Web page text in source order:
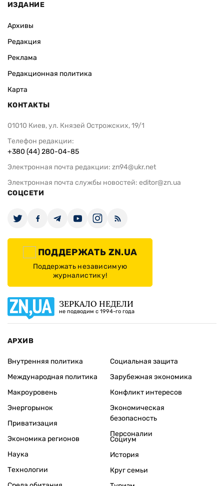
ИЗДАНИЕ
Архивы
Редакция
Реклама
Редакционная политика
Карта
КОНТАКТЫ
01010 Киев, ул. Князей Острожских, 19/1
Телефон редакции:
+380 (44) 280-04-85
Электронная почта редакции: zn94@ukr.net
Электронная почта службы новостей: editor@zn.ua
СОЦСЕТИ
ПОДДЕРЖАТЬ ZN.UA
Поддержать независимую
журналистику!
ЗЕРКАЛО НЕДЕЛИ
не подводим с 1994-го года
АРХИВ
Внутренняя политика
Международная политика
Макроуровень
Энергорынок
Приватизация
Экономика регионов
Социальная защита
Зарубежная экономика
Конфликт интересов
Экономическая
безопасность
Персоналии
Наука
Технологии
Социум
История
Круг семьи